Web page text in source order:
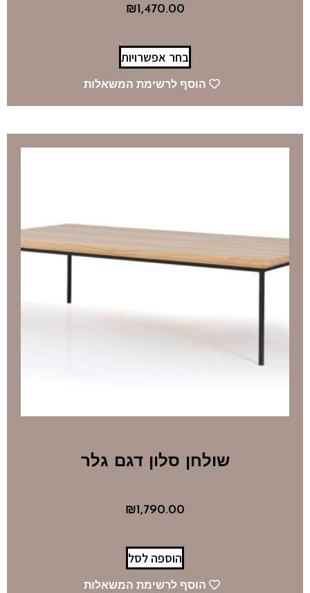
₪1,470.00
בחר אפשרויות
הוסף לרשימת המשאלות
שולחן סלון דגם גלר
₪1,790.00
הוספה לסל
הוסף לרשימת המשאלות